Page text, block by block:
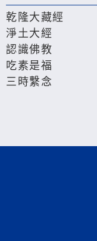
乾隆大藏經
淨土大經
認識佛教
吃素是福
三時繫念